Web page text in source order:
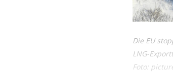
Die EU
LNG-
Foto: